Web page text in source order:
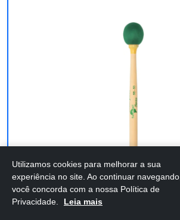
Custo-benefício
Utilizamos cookies para melhorar a sua
experiência no site. Ao continuar navegando,
você concorda com a nossa Política de
Privacidade.
Leia mais